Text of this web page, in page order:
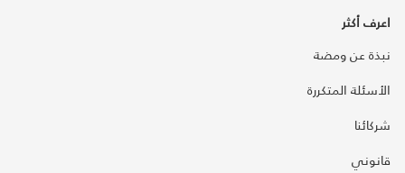
اعرف أكثر
نبذة عن ومضة
الأسئلة المتكررة
شركائنا
قانوني